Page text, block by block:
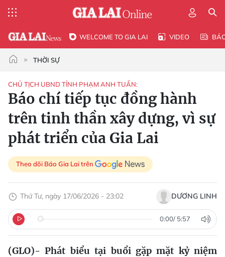
WELCOME TO GIA LAI VIDEO
THỜI SỰ
CHỦ TỊCH UBND TỈNH PHẠM ANH TUẤN:
Báo chí tiếp tục đồng hành
trên tinh thần xây dựng, vì sự
phát triển của Gia Lai
Theo dõi Báo Gia Lai trên
Thứ Tư, ngày 17/06/2026 - 23:02 DƯƠNG LINH
0:00/ 5:57
(GLO)- Phát biểu tại buổi gặp mặt kỷ niệm